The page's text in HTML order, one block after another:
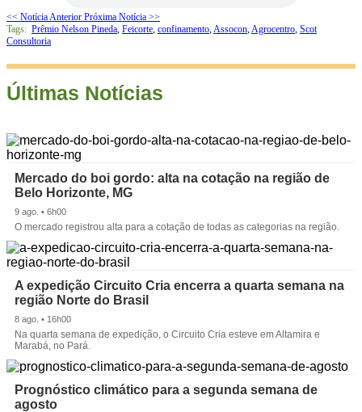
<< Notícia Anterior Próxima Notícia >>
Tags: Prêmio Nelson Pineda, Feicorte, confinamento,Assocon,Agrocentro, Scot
Consultoria
Últimas Notícias
Mercado do boi gordo: alta na cotação na região de
Belo Horizonte, MG
9 ago. • 6h00
O mercado registrou alta para a cotação de todas as categorias na região.
A expedição Circuito Cria encerra a quarta semana na
região Norte do Brasil
8 ago. • 16h00
Na quarta semana de expedição, o Circuito Cria esteve em Altamira e
Marabá, no Pará.
Prognóstico climático para a segunda semana de
agosto